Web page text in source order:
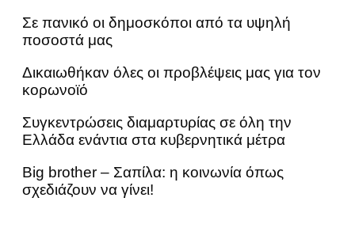
Σε πανικό οι δημοσκόποι από τα υψηλή
ποσοστά μας
Δικαιωθήκαν όλες οι προβλέψεις μας για τον
κορωνοϊό
Συγκεντρώσεις διαμαρτυρίας σε όλη την
Ελλάδα ενάντια στα κυβερνητικά μέτρα
Βig brother – Σαπίλα: η κοινωνία όπως
σχεδιάζουν να γίνει!